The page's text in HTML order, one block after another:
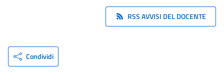
RSS AVVISI DEL DOCENTE
Condividi